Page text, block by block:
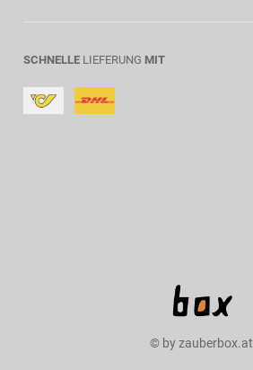
SCHNELLE LIEFERUNG MIT
© by zauberbox.at